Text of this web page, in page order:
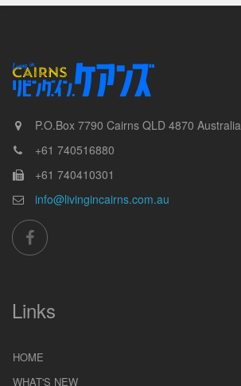
P.O.Box 7790 Cairns QLD 4870 Australia
+61 740516880
+61 740410301
info@livingincairns.com.au
Links
HOME
WHAT'S NEW